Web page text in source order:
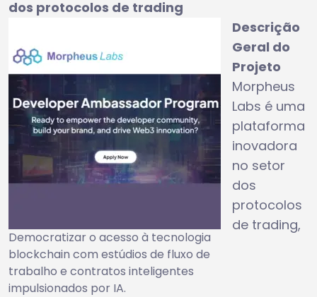
dos protocolos de trading
Democratizar o acesso à tecnologia
blockchain com estúdios de fluxo de
trabalho e contratos inteligentes
impulsionados por IA.
Descrição
Geral do
Projeto
Morpheus
Labs é uma
plataforma
inovadora
no setor
dos
protocolos
de trading,